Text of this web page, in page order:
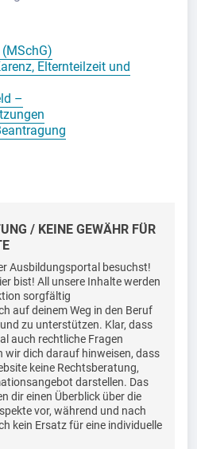
Elternteilzeit und
–
/ KEINE GEWÄHR FÜR
Ausbildungsportal besuchst!
bist! All unsere Inhalte werden
sorgfältig
auf deinem Weg in den Beruf
zu unterstützen. Klar, dass
auch rechtliche Fragen
wir dich darauf hinweisen, dass
keine Rechtsberatung,
darstellen. Das
dir einen Überblick über die
vor, während und nach
kein Ersatz für eine individuelle